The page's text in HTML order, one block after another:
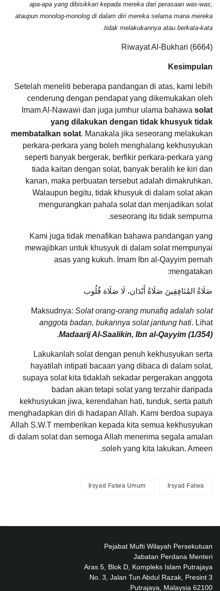
apa-apa yang dibisikkan kepada mereka dari perasaan was-was,
ataupun monolog-monolog di dalam diri mereka selama mana mereka
tidak melakukannya atau berkata-kata
.
Riwayat Al-Bukhari (6664)
Kesimpulan
Setelah meneliti beberapa pandangan di atas, kami lebih
cenderung dengan pendapat yang dikemukakan oleh
Imam Al-Nawawi dan juga jumhur ulama bahawa solat
yang dilakukan dengan tidak khusyuk tidak
membatalkan solat. Manakala jika seseorang melakukan
perkara-perkara yang boleh menghalang kekhusyukan
seperti banyak bergerak, berfikir perkara-perkara yang
tiada kaitan dengan solat, banyak beralih ke kiri dan
kanan, maka perbuatan tersebut adalah dimakruhkan.
Walaupun begitu, tidak khusyuk di dalam solat akan
mengurangkan pahala solat dan menjadikan solat
seseorang itu tidak sempurna.
Kami juga tidak menafikan bahawa pandangan yang
mewajibkan untuk khusyuk di dalam solat mempunyai
asas yang kukuh. Imam Ibn al-Qayyim pernah
mengatakan:
صَلَاةُ المُنَافِقِينَ صَلَاةُ أَبْدَان، لَا صَلَاة قُلُوب
Maksudnya: Solat orang-orang munafiq adalah solat
anggota badan, bukannya solat jantung hati. Lihat
Madaarij Al-Saalikin, Ibn al-Qayyim (1/354)
.
Lakukanlah solat dengan penuh kekhusyukan serta
hayatilah intipati bacaan yang dibaca di dalam solat,
supaya solat kita tidaklah sekadar pergerakan anggota
badan akan tetapi solat yang terzahir daripada
kekhusyukan jiwa, kerendahan hati, tunduk, serta patuh
menghadapkan diri di hadapan Allah. Kami berdoa supaya
Allah S.W.T memberikan kepada kita semua kekhusyukan
di dalam solat dan semoga Allah menerima segala amalan
soleh yang kita lakukan. Ameen.
Irsyad Fatwa
Irsyad Fatwa Umum
Pejabat Mufti Wilayah Persekutuan
Jabatan Perdana Menteri
Aras 5, Blok D, Kompleks Islam Putrajaya
No. 3, Jalan Tun Abdul Razak, Presint 3
62100 Putrajaya, Malaysia.